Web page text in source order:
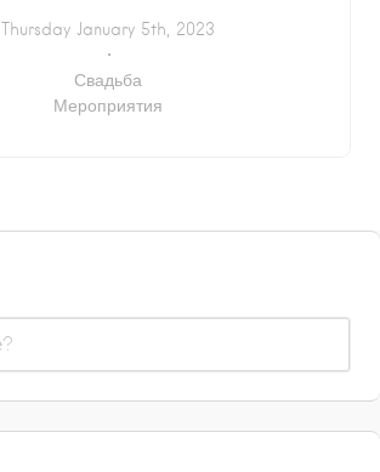
Thursday January 5th, 2023
Свадьба
Мероприятия